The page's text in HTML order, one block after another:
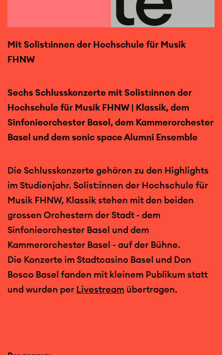
Mit Solist:innen der Hochschule für Musik
FHNW
Sechs Schlusskonzerte mit Solist:innen der
Hochschule für Musik FHNW | Klassik, dem
Sinfonieorchester Basel, dem Kammerorchester
Basel und dem sonic space Alumni Ensemble
Die Schlusskonzerte gehören zu den Highlights
im Studienjahr. Solist:innen der Hochschule für
Musik FHNW, Klassik stehen mit den beiden
grossen Orchestern der Stadt - dem
Sinfonieorchester Basel und dem
Kammerorchester Basel - auf der Bühne.
Die Konzerte im Stadtcasino Basel und Don
Bosco Basel fanden mit kleinem Publikum statt
und wurden per Livestream übertragen.